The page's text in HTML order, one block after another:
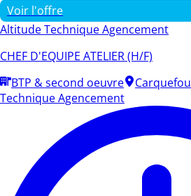
Voir l'offre
Altitude Technique Agencement
CHEF D'EQUIPE ATELIER (H/F)
BTP & second oeuvre
Carquefou
Technique Agencement